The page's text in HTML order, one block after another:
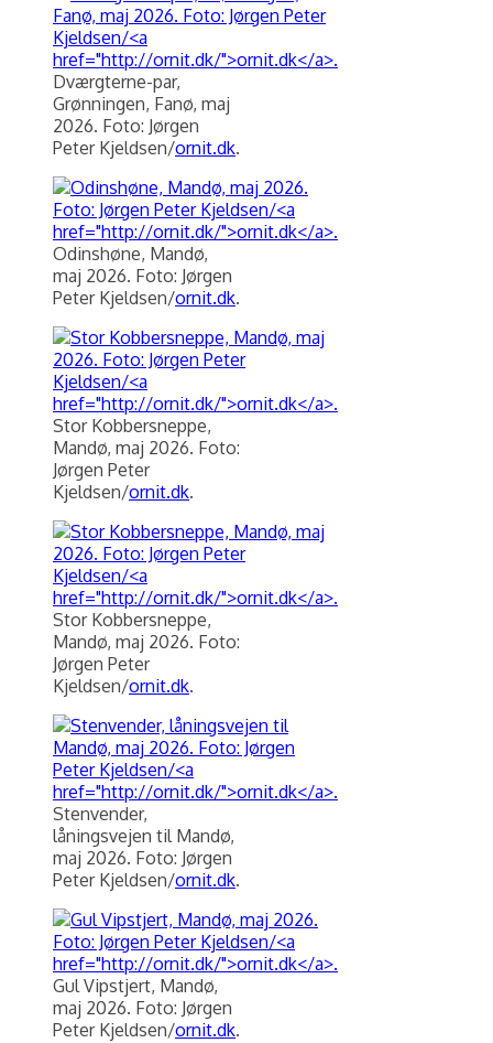
Dværgterne-par,
Grønningen, Fanø, maj
2026. Foto: Jørgen
Peter Kjeldsen/ornit.dk.
Odinshøne, Mandø,
maj 2026. Foto: Jørgen
Peter Kjeldsen/ornit.dk.
Stor Kobbersneppe,
Mandø, maj 2026. Foto:
Jørgen Peter
Kjeldsen/ornit.dk.
Stor Kobbersneppe,
Mandø, maj 2026. Foto:
Jørgen Peter
Kjeldsen/ornit.dk.
Stenvender,
låningsvejen til Mandø,
maj 2026. Foto: Jørgen
Peter Kjeldsen/ornit.dk.
Gul Vipstjert, Mandø,
maj 2026. Foto: Jørgen
Peter Kjeldsen/ornit.dk.